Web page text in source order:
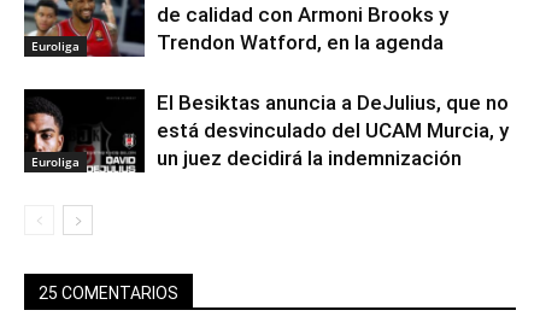
Euroliga
de calidad con Armoni Brooks y
Trendon Watford, en la agenda
Euroliga
El Besiktas anuncia a DeJulius, que no
está desvinculado del UCAM Murcia, y
un juez decidirá la indemnización
25 COMENTARIOS